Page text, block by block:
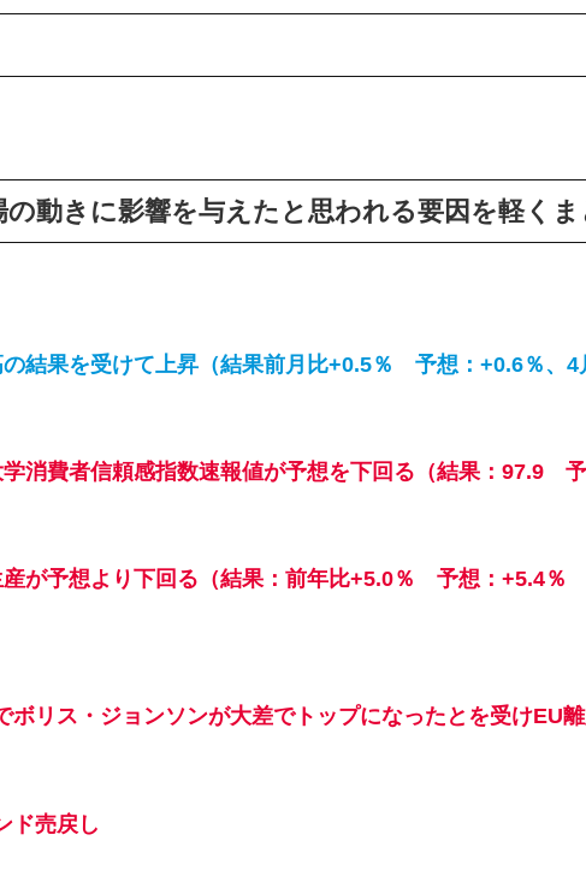
の動きに影響を与えたと思われる要因を軽く
結果を受けて上昇（結果前月比+0.5％ 予想：+0.6％、4
学消費者信頼感指数速報値が予想を下回る（結果：97.9
産が予想より下回る（結果：前年比+5.0％ 予想：+5.4％
ボリス・ジョンソンが大差でトップになったとを受けEU
ド売戻し